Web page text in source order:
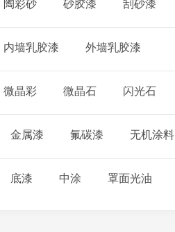
内墙乳胶漆 外墙乳胶漆
微晶彩 微晶石 闪光石
金属漆 氟碳漆 无机涂料
底漆 中涂 罩面光油